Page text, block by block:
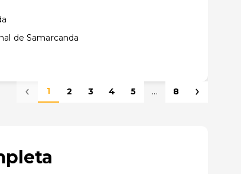
de Samarcanda
1 2 3 4 5 ... 8